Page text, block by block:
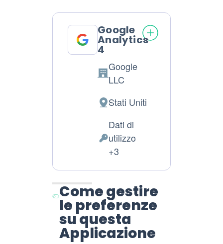
Google
Analytics
4
Azienda:
Google
LLC
Luogo
del
trattamento:
Stati Uniti
Dati
Personali
trattati:
Dati di
utilizzo
+3
Come gestire
le preferenze
su questa
Applicazione